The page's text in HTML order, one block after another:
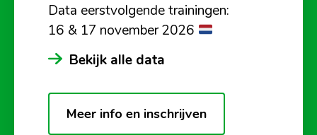
Data eerstvolgende trainingen:
16 & 17 november 2026
Bekijk alle data
Meer info en inschrijven